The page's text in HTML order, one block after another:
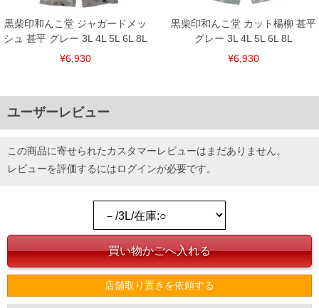
黒柴印和んこ堂 ジャガードメッ
シュ 甚平 グレー 3L 4L 5L 6L 8L
¥6,930
黒柴印和んこ堂 カット楊柳 甚平
グレー 3L 4L 5L 6L 8L
¥6,930
ユーザーレビュー
この商品に寄せられたカスタマーレビューはまだありません。
レビューを評価するにはログインが必要です。
店舗取り置きを依頼する